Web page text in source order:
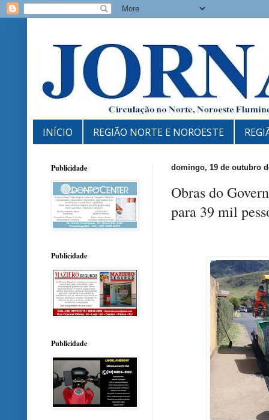
INÍCIO REGIÃO NORTE E NOROESTE
domingo, 19 de outubro
Obras do
para 39 mil
Publicidade
Publicidade
Publicidade